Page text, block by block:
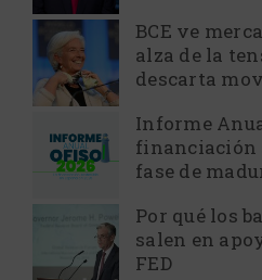
BCE ve
alza de la
descarta
Informe
financiación
fase de
Por qué los
salen en
FED